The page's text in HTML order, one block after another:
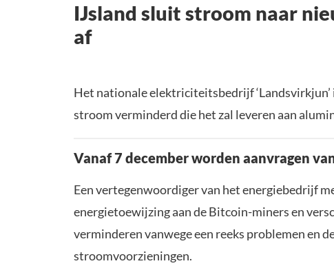
IJsland sluit stroom naar
af
Het nationale elektriciteitsbedrijf ‘Landsvirkjun’
stroom verminderd die het zal leveren aan
Vanaf 7 december worden aanvragen
Een vertegenwoordiger van het energiebedrijf
energietoewijzing aan de Bitcoin-miners en
verminderen vanwege een reeks problemen en
stroomvoorzieningen.